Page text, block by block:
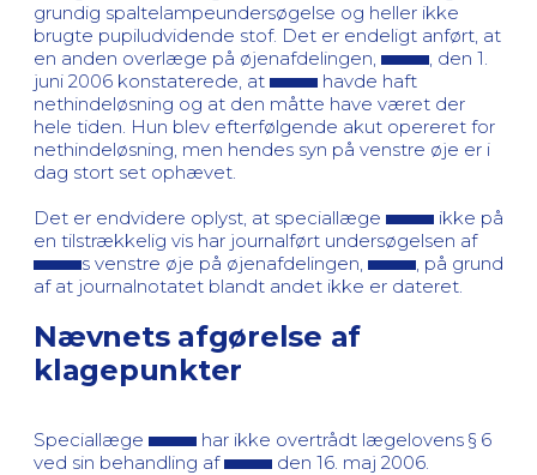
grundig spaltelampeundersøgelse og heller ikke
brugte pupiludvidende stof. Det er endeligt anført, at
en anden overlæge på øjenafdelingen,
, den 1.
juni 2006 konstaterede, at
havde haft
nethindeløsning og at den måtte have været der
hele tiden. Hun blev efterfølgende akut opereret for
nethindeløsning, men hendes syn på venstre øje er i
dag stort set ophævet.
Det er endvidere oplyst, at speciallæge
ikke på
en tilstrækkelig vis har journalført undersøgelsen af
s venstre øje på øjenafdelingen,
, på grund
af at journalnotatet blandt andet ikke er dateret.
Nævnets afgørelse af
klagepunkter
Speciallæge
har ikke overtrådt lægelovens § 6
ved sin behandling af
den 16. maj 2006.